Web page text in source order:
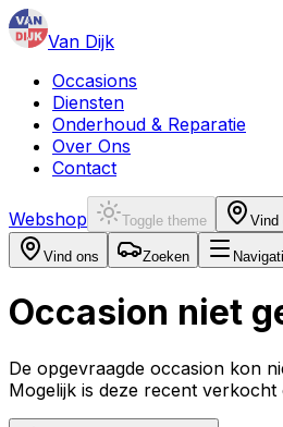
Van Dijk
Occasions
Diensten
Onderhoud & Reparatie
Over Ons
Contact
Webshop Toggle theme Vind
Vind ons Zoeken
Occasion niet
De opgevraagde occasion kon
Mogelijk is deze recent verkocht